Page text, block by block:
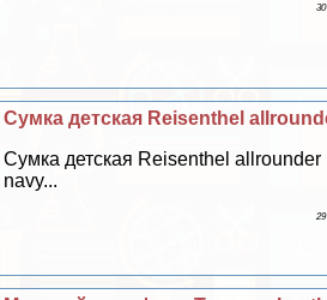
30
Сумка детская Reisenthel
Сумка детская Reisenthel allrounder
navy...
29